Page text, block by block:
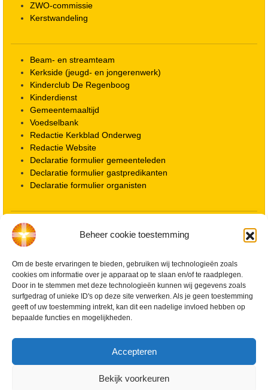
Beheer cookie toestemming
Om de beste ervaringen te bieden, gebruiken wij technologieën zoals
cookies om informatie over je apparaat op te slaan en/of te raadplegen.
Door in te stemmen met deze technologieën kunnen wij gegevens zoals
surfgedrag of unieke ID's op deze site verwerken. Als je geen toestemming
geeft of uw toestemming intrekt, kan dit een nadelige invloed hebben op
bepaalde functies en mogelijkheden.
Accepteren
Bekijk voorkeuren
ZWO-commissie
Kerstwandeling
Beam- en streamteam
Kerkside (jeugd- en jongerenwerk)
Kinderclub De Regenboog
Kinderdienst
Gemeentemaaltijd
Voedselbank
Redactie Kerkblad Onderweg
Redactie Website
Declaratie formulier gemeenteleden
Declaratie formulier gastpredikanten
Declaratie formulier organisten
Locatie kerk
ANBI informatie PGWD
Vrienden van de Grote Kerk
Info Kerkelijke gebouwen / koster
Redactiestatuut voor kerkblad en website
Beleid Veilige Kerk en gedragscode
Privacy
Cookiebeleid (EU)